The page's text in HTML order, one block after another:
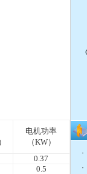
电机功率
（KW）
0.37
0.5
·
·